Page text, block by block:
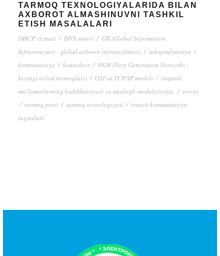
TARMOQ TEXNOLOGIYALARIDA BILAN
AXBOROT ALMASHINUVNI TASHKIL
ETISH MASALALARI
DHCP xizmati / DNS sinovi / GII (Global Information
Infrastructure - global axborot infratuzilmasi) / inkapsulyatsiya /
kommutatsiya / konnektor / NGN (Next Generation Networks -
keyingi avlod tarmoqlari) / OSI va TCP/IP modeli / raqamli
ma’lumotlarning kodifikatsiyasi va analogli modulyatsiya. / server
/ tarmoq porti / tarmoq texnologiyasi / tranzit kommutatsiya
tugunlari